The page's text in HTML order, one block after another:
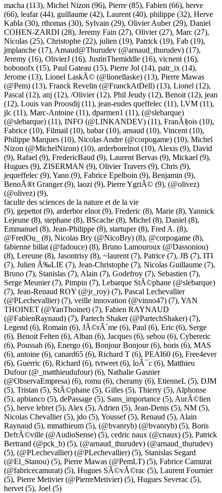
macha (113), Michel Nizon (96), Pierre (85), Fabien (66), herve
(66), leafar(44), guillaume (42), Laurent (40), philippe (32), Herve
Kabla (30), rthomas (30), Sylvain (29), Olivier Auber(29), Daniel
COHEN-ZARDI (28), Jeremy Fain (27), Olivier(27), Marc (27),
Nicolas (25), Christophe (22), julien (19), Patrick (19), Fab (19),
jmplanche (17), Arnaud@Thurudev (@arnaud_thurudev) (17),
Jeremy (16), OlivierJ (16), JustinThemiddle (16), vicnent (16),
bobonofx (15), Paul Gateau (15), Pierre Jol (14), patr_ix (14),
Jerome (13), Lionel LaskÃ© (@lionellaske) (13), Pierre Mawas
(@Pem) (13), Franck Revelin (@FranckAtDell) (13), Lionel (12),
Pascal (12), anj (12), /Olivier(12), Phil Jeudy (12), Benoit (12), jean
(12), Louis van Proosdij (11), jean-eudes queffelec (11), LVM (11),
jlc (11), Marc-Antoine (11), dparmen1 (11), (@slebarque)
(@slebarque) (11), INFO (@LINKANDEV) (11), FranÃ§ois (10),
Fabrice (10), Filmail (10), babar(10), arnaud (10), Vincent (10),
Philippe Marques (10), Nicolas Andre (@corpogame) (10), Michel
Nizon (@MichelNizon) (10), arderborelnot (10), Alexis (9), David
(9), Rafael (9), FredericBaud (9), Laurent Bervas (9), Mickael (9),
Hugues (9), ZISERMAN (9), Olivier Travers (9), Chris (9),
jequeffelec (9), Yann (9), Fabrice Epelboin (9), Benjamin (9),
BenoÃ®t Granger(9), laozi (9), Pierre YgriÃ© (9), (@olivez)
(@olivez) (9),
faculte des sciences de la nature et de la vie
(9), gepettot (9), arderbor elnot (9), Frederic (8), Marie (8), Yannick
Lejeune (8), stephane (8), BScache (8), Michel (8), Daniel (8),
Emmanuel (8), Jean-Philippe (8), startuper(8), Fred A. (8),
@FredOu_
(8), Nicolas Bry (@NicoBry) (8), @corpogame (8),
fabienne billat (@fadouce) (8), Bruno Lamouroux (@Dassoniou)
(8), Lereune (8), Jasontrisy (8), ~laurent (7), Patrice (7), JB (7), ITI
(7), Julien Ã‰LIE (7), Jean-Christophe (7), Nicolas Guillaume (7),
Bruno (7), Stanislas (7), Alain (7), Godefroy (7), Sebastien (7),
Serge Meunier(7), Pimpin (7), Lebarque StÃ©phane (@slebarque)
(7), Jean-Renaud ROY (@jr_roy) (7), Pascal Lechevallier
(@PLechevallier) (7), veille innovation (@vinno47) (7), YAN
THOINET (@YanThoinet) (7), Fabien RAYNAUD
(@FabienRaynaud) (7), Partech Shaker (@PartechShaker) (7),
Legend (6), Romain (6), JÃ©rÃ´me (6), Paul (6), Eric (6), Serge
(6), Benoit Felten (6), Alban (6), Jacques (6), sebou (6), Cybereric
(6), Poussah (6), Energo (6), Bonjour Bonjour(6), boris (6), MAS
(6), antoine (6), canard65 (6), Richard T (6), PEAI60 (6), Free4ever
(6), Guerric (6), Richard (6), tvtweet (6), loÃ¯c (6), Matthieu
Dufour (@_matthieudufour) (6), Nathalie Gasnier
(@ObservaEmpresa) (6), romu (6), cheramy (6), EtienneL (5), DJM
(5), Tristan (5), StÃ©phane (5), Gilles (5), Thierry (5), Alphonse
(5), apbianco (5), dePassage (5), Sans_importance (5), AurÃ©lien
(5), herve lebret (5), Alex (5), Adrien (5), Jean-Denis (5), NM (5),
Nicolas Chevallier(5), jdo (5), Youssef(5), Renaud (5), Alain
Raynaud (5), mmathieum (5), (@bvanryb) (@bvanryb) (5), Boris
DefrÃ©ville (@AudioSense) (5), cedric naux (@cnaux) (5), Patrick
Bertrand (@pck_b) (5), (@arnaud_thurudev) (@arnaud_thurudev)
(5), (@PLechevallier) (@PLechevallier) (5), Stanislas Segard
(@El_Stanou) (5), Pierre Mawas (@PemLT) (5), Fabrice Camurat
(@fabricecamurat) (5), Hugues SÃ©vÃ©rac (5), Laurent Fournier
(5), Pierre Metivier (@PierreMetivier) (5), Hugues Severac (5),
hervet (5), Joel (5)